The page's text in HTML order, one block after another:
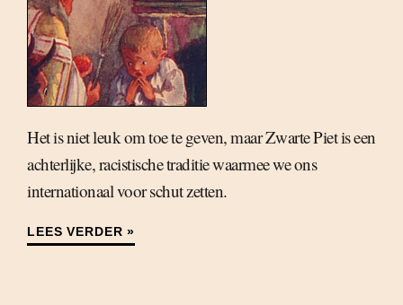
Het is niet leuk om toe te geven, maar Zwarte Piet is een
achterlijke, racistische traditie waarmee we ons
internationaal voor schut zetten.
LEES VERDER »